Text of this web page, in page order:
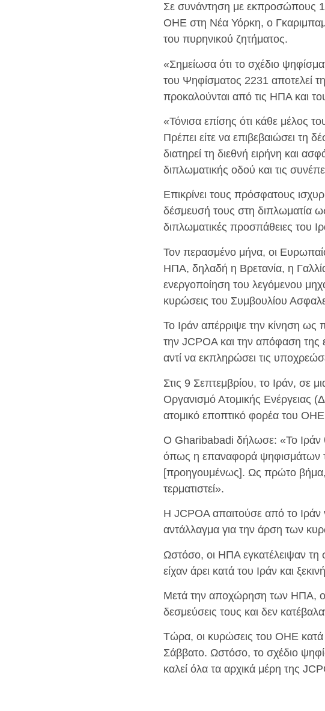
Σε συνάντηση με εκπροσώπους
ΟΗΕ στη Νέα Υόρκη, ο
του πυρηνικού ζητήματος.
«Σημείωσα ότι το σχέδιο
του Ψηφίσματος 2231 αποτελεί
προκαλούνται από τις ΗΠΑ και
«Τόνισα επίσης ότι κάθε μέλος
Πρέπει είτε να επιβεβαιώσει τη
διατηρεί τη διεθνή ειρήνη και
διπλωματικής οδού και τις
Επικρίνει τους πρόσφατους
δέσμευσή τους στη διπλωματία ως
διπλωματικές προσπάθειες του
Τον περασμένο μήνα, οι
ΗΠΑ, δηλαδή η Βρετανία, η
ενεργοποίηση του λεγόμενου
κυρώσεις του Συμβουλίου
Το Ιράν απέρριψε την κίνηση
την JCPOA και την απόφαση της
αντί να εκπληρώσει τις
Στις 9 Σεπτεμβρίου, το Ιράν, σε
Οργανισμό Ατομικής Ενέργειας
ατομικό εποπτικό φορέα του
Ο Gharibabadi δήλωσε: «Το Ιράν
όπως η επαναφορά ψηφισμάτων
[προηγουμένως]. Ως πρώτο βήμα,
τερματιστεί».
Η JCPOA απαιτούσε από το Ιράν
αντάλλαγμα για την άρση των
Ωστόσο, οι ΗΠΑ εγκατέλειψαν
είχαν άρει κατά του Ιράν και
Μετά την αποχώρηση των ΗΠΑ,
δεσμεύσεις τους και δεν
Τώρα, οι κυρώσεις του ΟΗΕ κατά
Σάββατο. Ωστόσο, το σχέδιο
καλεί όλα τα αρχικά μέρη της